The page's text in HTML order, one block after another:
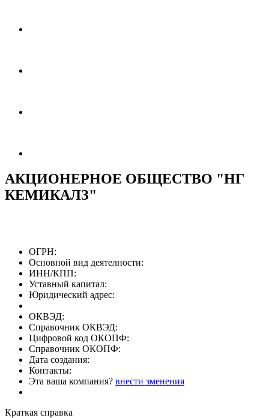
АКЦИОНЕРНОЕ ОБЩЕСТВО "НГ
КЕМИКАЛЗ"
ОГРН:
Основной вид деятелности:
ИНН/КПП:
Уставный капитал:
Юридический адрес:
ОКВЭД:
Справочник ОКВЭД:
Цифровой код ОКОПФ:
Справочник ОКОПФ:
Дата создания:
Контакты:
Эта ваша компания? внести зменения
Краткая справка